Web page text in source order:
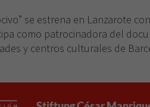
se estrena en Lanzarote
como patrocinadora del
y centros culturales de